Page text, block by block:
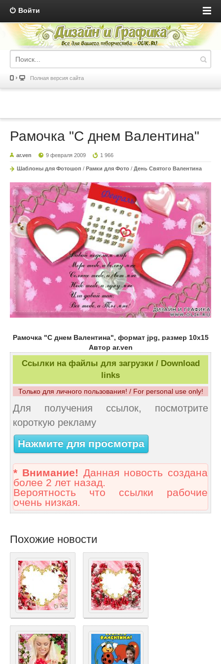
Войти
Полная версия сайта
Рамочка "С днем Валентина"
ar.ven 9 февраля 2009 1 966
Шаблоны для Фотошоп / Рамки для Фото / День Святого Валентина
Рамочка "С днем Валентина", формат jpg, размер 10х15
Автор ar.ven
Ссылки на файлы для загрузки / Download
links
Только для личного пользования! / For personal use only!
Для получения ссылок, посмотрите
короткую рекламу
Нажмите для просмотра
* Внимание! Данная новость создана
более 2 лет назад.
Вероятность что ссылки рабочие
очень низкая.
Похожие новости